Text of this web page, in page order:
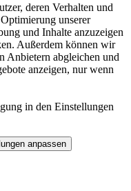
deren Verhalten und
unserer
und Inhalte anzuzeigen
Außerdem können wir
Anbietern abgleichen und
anzeigen, nur wenn
in den Einstellungen
anpassen